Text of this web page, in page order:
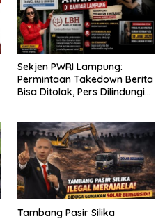
Sekjen PWRI Lampung:
Permintaan Takedown Berita
Bisa Ditolak, Pers Dilindungi
Tambang Pasir Silika